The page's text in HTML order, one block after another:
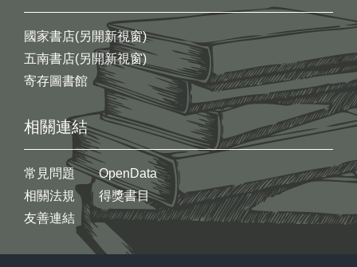
國家書店(另開新視窗)
五南書店(另開新視窗)
寄存圖書館
相關連結
常見問題
相關法規
友善連結
OpenData
得獎書目